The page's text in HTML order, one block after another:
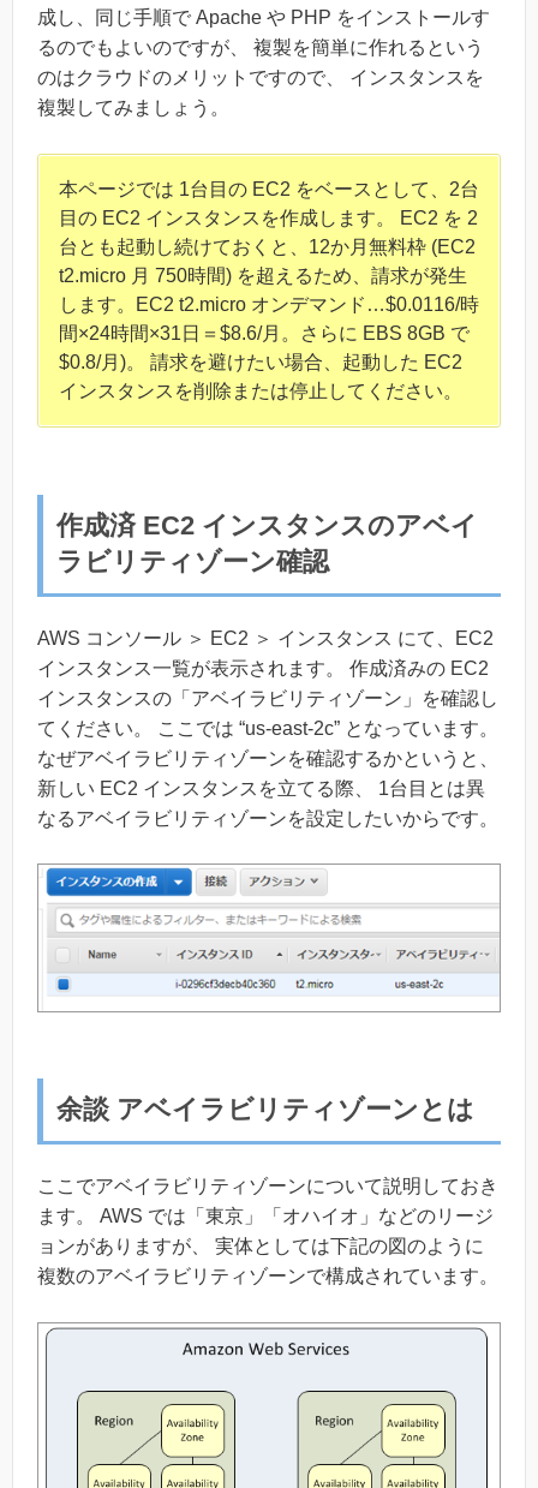
成し、同じ手順で Apache や PHP をインストールす
るのでもよいのですが、 複製を簡単に作れるという
のはクラウドのメリットですので、 インスタンスを
複製してみましょう。
本ページでは 1台目の EC2 をベースとして、2台
目の EC2 インスタンスを作成します。 EC2 を 2
台とも起動し続けておくと、12か月無料枠 (EC2
t2.micro 月 750時間) を超えるため、請求が発生
します。EC2 t2.micro オンデマンド…$0.0116/時
間×24時間×31日＝$8.6/月。さらに EBS 8GB で
$0.8/月)。 請求を避けたい場合、起動した EC2
インスタンスを削除または停止してください。
作成済 EC2 インスタンスのアベイ
ラビリティゾーン確認
AWS コンソール ＞ EC2 ＞ インスタンス にて、EC2
インスタンス一覧が表示されます。 作成済みの EC2
インスタンスの「アベイラビリティゾーン」を確認し
てください。 ここでは “us-east-2c” となっています。
なぜアベイラビリティゾーンを確認するかというと、
新しい EC2 インスタンスを立てる際、 1台目とは異
なるアベイラビリティゾーンを設定したいからです。
余談 アベイラビリティゾーンとは
ここでアベイラビリティゾーンについて説明しておき
ます。 AWS では「東京」「オハイオ」などのリージ
ョンがありますが、 実体としては下記の図のように
複数のアベイラビリティゾーンで構成されています。